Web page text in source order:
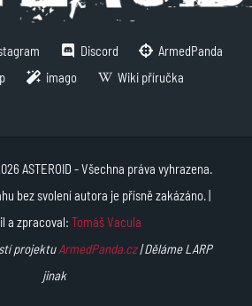
Discord
ArmedPanda
imago Wiki příručka
ASTEROID - Všechna práva vyhrazena.
bez svolení autora je přísně zakázáno. |
a zpracoval: Tomáš Vacula
projektuArmedPanda.cz| Děláme LARP
jinak